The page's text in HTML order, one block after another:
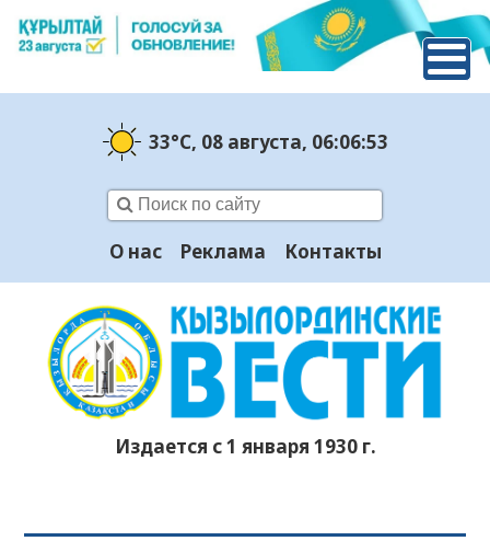
33°C, 08 августа, 06:06:54
О нас Реклама Контакты
Издается с 1 января 1930 г.